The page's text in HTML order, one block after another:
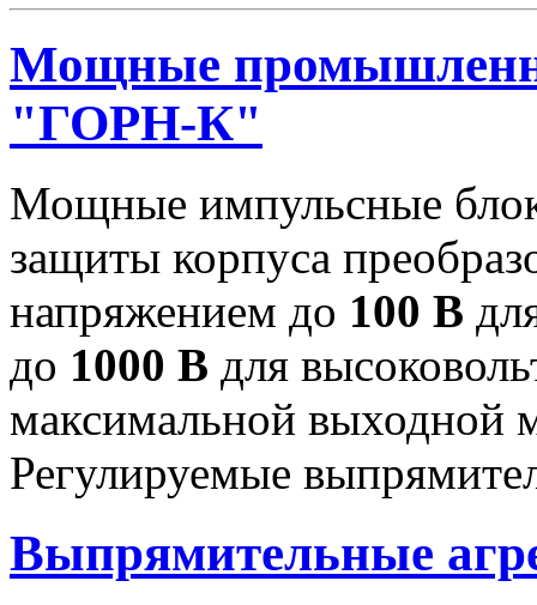
Мощные
"ГОРН-К"
Мощные импульсные
защиты корпуса
напряжением до 100 В
до 1000 В для
максимальной
Регулируемые
Выпрямительные